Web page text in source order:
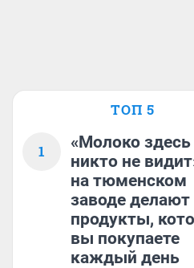
ТОП 5
1
«Молоко здесь
никто не
на тюменском
заводе делают
продукты,
вы покупаете
каждый день